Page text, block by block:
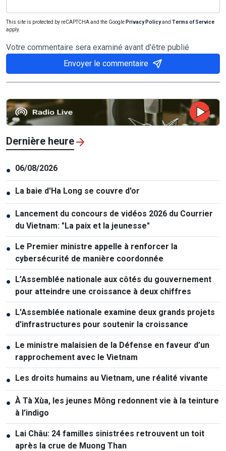
This site is protected by reCAPTCHA and the Google Privacy Policyand Terms of Service
apply.
Votre commentaire sera examiné avant d'être publié
Envoyer le commentaire
Dernière heure
● 06/08/2026
● La baie d'Ha Long se couvre d'or
● Lancement du concours de vidéos 2026 du Courrier
du Vietnam: "La paix et la jeunesse"
● Le Premier ministre appelle à renforcer la
cybersécurité de manière coordonnée
● L’Assemblée nationale aux côtés du gouvernement
pour atteindre une croissance à deux chiffres
● L'Assemblée nationale examine deux grands projets
d'infrastructures pour soutenir la croissance
● Le ministre malaisien de la Défense en faveur d’un
rapprochement avec le Vietnam
● Les droits humains au Vietnam, une réalité vivante
● À Tà Xùa, les jeunes Mông redonnent vie à la teinture
à l’indigo
● Lai Châu: 24 familles sinistrées retrouvent un toit
après la crue de Muong Than